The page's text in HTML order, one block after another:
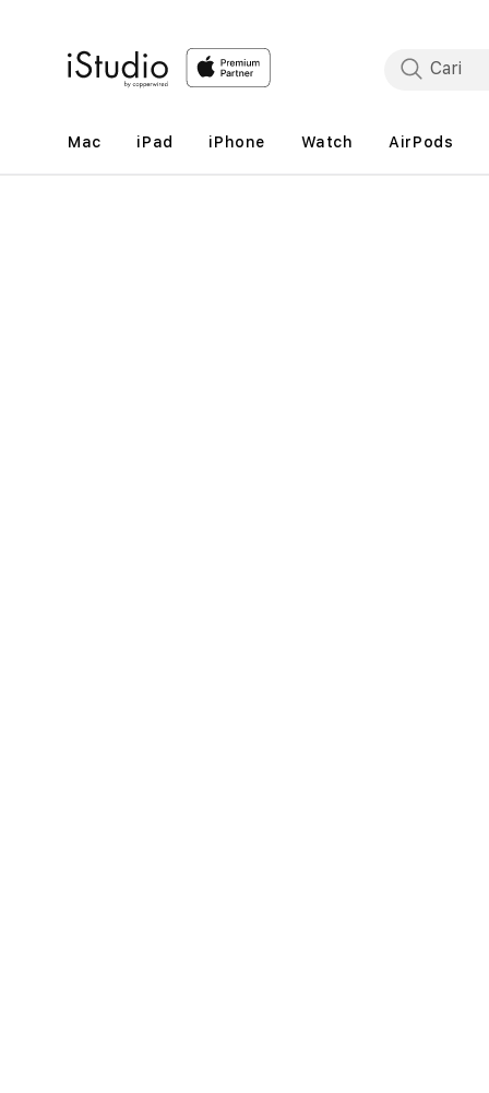
Mac iPad iPhone Watch AirPods